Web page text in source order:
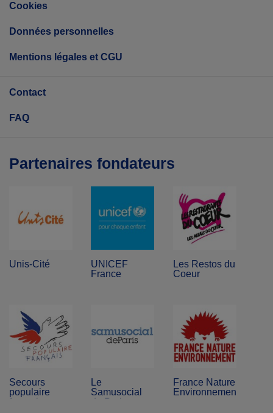
Cookies
Données personnelles
Mentions légales et CGU
Contact
FAQ
Partenaires fondateurs
Unis-Cité
UNICEF
France
Les Restos du
Coeur
Secours
populaire
français
Le
Samusocial
de Paris
France Nature
Environnement